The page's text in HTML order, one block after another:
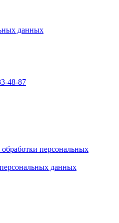
данных
48-87
персональных
данных